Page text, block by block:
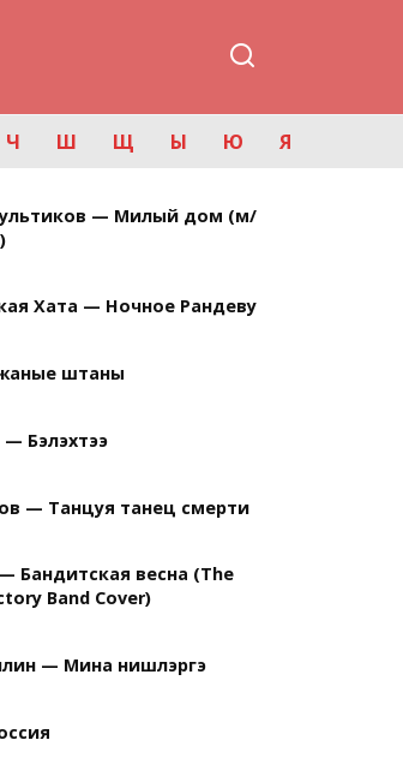
Ч Ш Щ Ы Ю Я
— Милый дом (м/
Хата — Ночное Рандеву
штаны
Бэлэхтээ
— Танцуя танец смерти
Бандитская весна (The
Band Cover)
— Мина нишлэргэ